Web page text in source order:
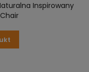
Inspirowany